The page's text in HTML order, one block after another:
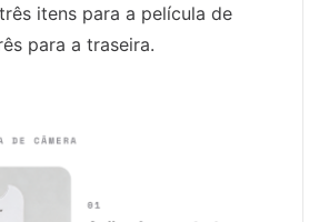
itens para a película de
para a traseira.